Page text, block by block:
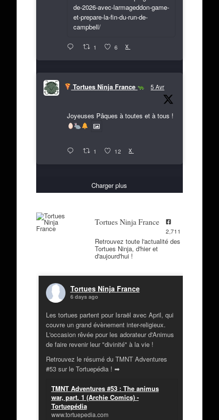
de-2026-avec-larmageddon-game-
et-prepare-la-fin-du-run-de-
campbell/
1 6 X
Tortues Ninja France 5 Avr
Joyeuses Pâques à toutes et à tous !
1 12 X
Charger plus
Tortues Ninja France
2,711
Retrouvez toute l'actualité des
Tortues Ninja, d'hier et
d'aujourd'hui !
Tortues Ninja France
6 days ago
Les tortues partent pour Israël avec April, qui
couvre un grand évènement inter-religieux.
L'occasion rêvée pour les adorateur d'Animus
de faire revenir leur "divinité" à la vie !
Retrouvez le résumé du TMNT Adventures
#53 sur le Tortuepédia ! ➡
TMNT Adventures #53 : The animus
war, part. 1 (Archie Comics) -
Tortuepédia
www.tortuepedia.com